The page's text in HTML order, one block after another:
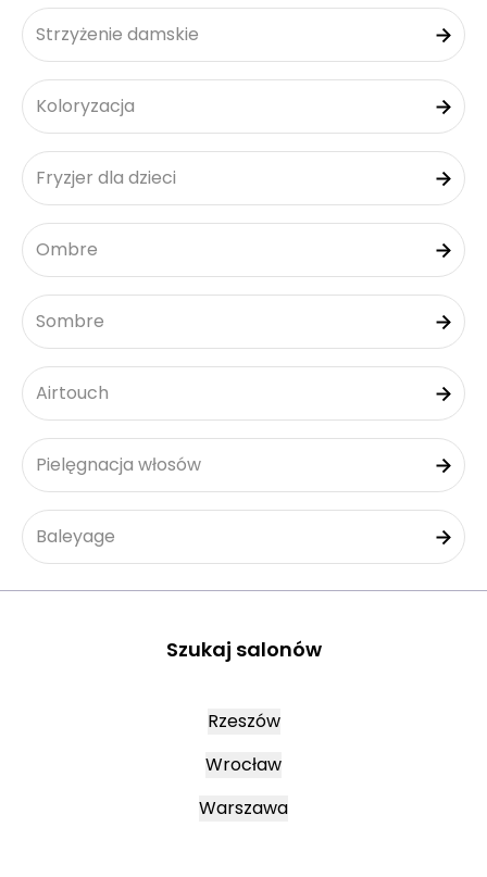
Strzyżenie damskie
Koloryzacja
Fryzjer dla dzieci
Ombre
Sombre
Airtouch
Pielęgnacja włosów
Baleyage
Szukaj salonów
Rzeszów
Wrocław
Warszawa